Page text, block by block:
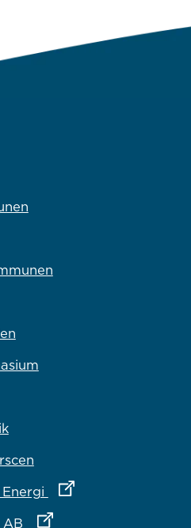
Länk till annan
Länk till annan webbplats